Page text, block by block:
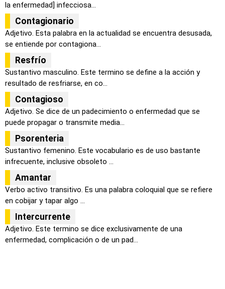
la enfermedad] infecciosa...
Contagionario
Adjetivo. Esta palabra en la actualidad se encuentra desusada,
se entiende por contagiona...
Resfrío
Sustantivo masculino. Este termino se define a la acción y
resultado de resfriarse, en co...
Contagioso
Adjetivo. Se dice de un padecimiento o enfermedad que se
puede propagar o transmite media...
Psorenteria
Sustantivo femenino. Este vocabulario es de uso bastante
infrecuente, inclusive obsoleto ...
Amantar
Verbo activo transitivo. Es una palabra coloquial que se refiere
en cobijar y tapar algo ...
Intercurrente
Adjetivo. Este termino se dice exclusivamente de una
enfermedad, complicación o de un pad...